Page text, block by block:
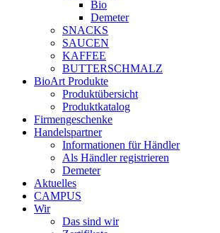
Bio
Demeter
SNACKS
SAUCEN
KAFFEE
BUTTERSCHMALZ
BioArt Produkte
Produktübersicht
Produktkatalog
Firmengeschenke
Handelspartner
Informationen für Händler
Als Händler registrieren
Demeter
Aktuelles
CAMPUS
Wir
Das sind wir